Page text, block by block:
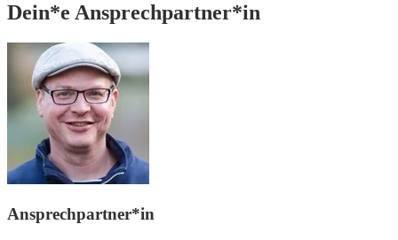
Dein*e Ansprechpartner*in
Ansprechpartner*in